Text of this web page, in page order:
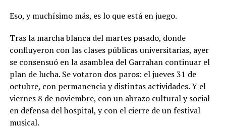
Eso, y muchísimo más, es lo que está en juego.
Tras la marcha blanca del martes pasado, donde
confluyeron con las clases públicas universitarias, ayer
se consensuó en la asamblea del Garrahan continuar el
plan de lucha. Se votaron dos paros: el jueves 31 de
octubre, con permanencia y distintas actividades. Y el
viernes 8 de noviembre, con un abrazo cultural y social
en defensa del hospital, y con el cierre de un festival
musical.